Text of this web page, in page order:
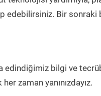
edebilirsiniz. Bir sonraki
edindiğimiz bilgi ve
zaman yanınızdayız.